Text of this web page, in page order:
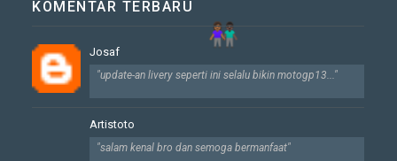
KOMENTAR TERBARU
Josaf
"update-an livery seperti ini selalu bikin motogp13..."
Artistoto
"salam kenal bro dan semoga bermanfaat"